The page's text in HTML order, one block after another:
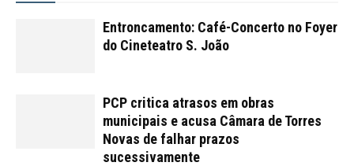
Entroncamento: Café-Concerto no Foyer
do Cineteatro S. João
PCP critica atrasos em obras
municipais e acusa Câmara de Torres
Novas de falhar prazos
sucessivamente